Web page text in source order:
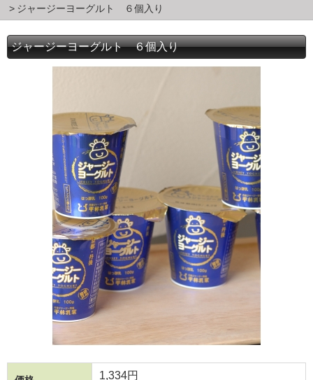
ジャージーヨーグルト ６個入り
ジャージーヨーグルト ６個入り
1,334円